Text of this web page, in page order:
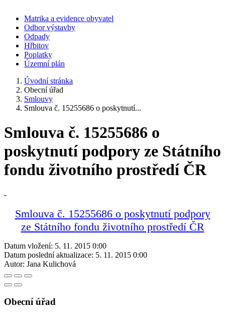
Matrika a evidence obyvatel
Odbor výstavby
Odpady
Hřbitov
Poplatky
Územní plán
Úvodní stránka
Obecní úřad
Smlouvy
Smlouva č. 15255686 o poskytnutí...
Smlouva č. 15255686 o
poskytnutí podpory ze Státního
fondu životního prostředí ČR
-
Smlouva č. 15255686 o poskytnutí podpory
ze Státního fondu životního prostředí ČR
Datum vložení: 5. 11. 2015 0:00
Datum poslední aktualizace: 5. 11. 2015 0:00
Autor: Jana Kulichová
Obecní úřad